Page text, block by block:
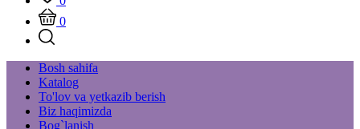
0
Bosh sahifa
Katalog
To'lov va yetkazib berish
Biz haqimizda
Bog`lanish